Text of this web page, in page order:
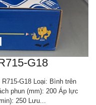
G18
G18 Loại: Bình trên
phun (mm): 200 Áp lực
250 Lưu...